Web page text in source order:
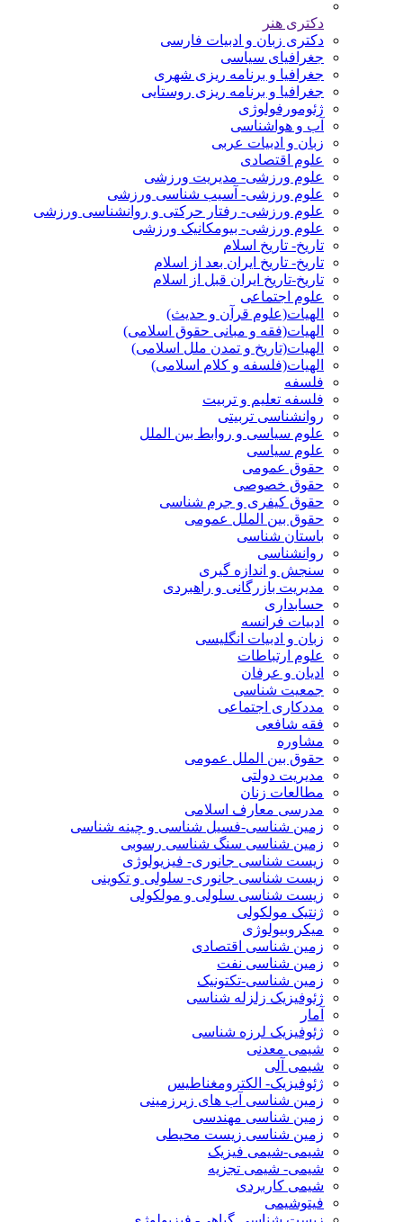
دکتری هنر
دکتری زبان و ادبیات فارسی
جغرافیای سیاسی
جغرافیا و برنامه ریزی شهری
جغرافیا و برنامه ریزی روستایی
ژئومورفولوژی
آب و هواشناسی
زبان و ادبیات عربی
علوم اقتصادی
علوم ورزشی- مدیریت ورزشی
علوم ورزشی- آسیب شناسی ورزشی
علوم ورزشی- رفتار حرکتی و روانشناسی ورزشی
علوم ورزشی- بیومکانیک ورزشی
تاریخ- تاریخ اسلام
تاریخ- تاریخ ایران بعد از اسلام
تاریخ-تاریخ ایران قبل از اسلام
علوم اجتماعی
الهیات(علوم قرآن و حدیث)
الهیات(فقه و مبانی حقوق اسلامی)
الهیات(تاریخ و تمدن ملل اسلامی)
الهیات(فلسفه و کلام اسلامی)
فلسفه
فلسفه تعلیم و تربیت
روانشناسی تربیتی
علوم سیاسی و روابط بین الملل
علوم سیاسی
حقوق عمومی
حقوق خصوصی
حقوق کیفری و جرم شناسی
حقوق بین الملل عمومی
باستان شناسی
روانشناسی
سنجش و اندازه گیری
مدیریت بازرگانی و راهبردی
حسابداری
ادبیات فرانسه
زبان و ادبیات انگلیسی
علوم ارتباطات
ادیان و عرفان
جمعیت شناسی
مددکاری اجتماعی
فقه شافعی
مشاوره
حقوق بین الملل عمومی
مدیریت دولتی
مطالعات زنان
مدرسی معارف اسلامی
زمین شناسی-فسیل شناسی و چینه شناسی
زمین شناسی سنگ شناسی رسوبی
زیست شناسی جانوری- فیزیولوژی
زیست شناسی جانوری- سلولی و تکوینی
زیست شناسی سلولی و مولکولی
ژنتیک مولکولی
میکروبیولوژی
زمین شناسی اقتصادی
زمین شناسی نفت
زمین شناسی-تکتونیک
ژئوفیزیک زلزله شناسی
آمار
ژئوفیزیک لرزه شناسی
شیمی معدنی
شیمی آلی
ژئوفیزیک- الکترومغناطیس
زمین شناسی آب های زیرزمینی
زمین شناسی مهندسی
زمین شناسی زیست محیطی
شیمی-شیمی فیزیک
شیمی- شیمی تجزیه
شیمی کاربردی
فیتوشیمی